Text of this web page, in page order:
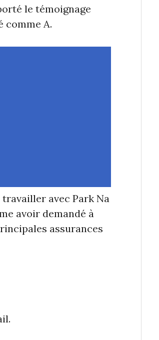
le témoignage
comme A.
avec Park Na
avoir demandé à
assurances